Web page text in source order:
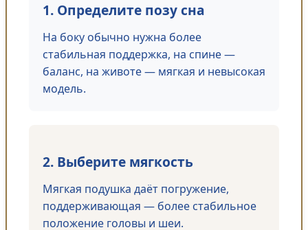
1. Определите позу сна
На боку обычно нужна более
стабильная поддержка, на спине —
баланс, на животе — мягкая и невысокая
модель.
2. Выберите мягкость
Мягкая подушка даёт погружение,
поддерживающая — более стабильное
положение головы и шеи.